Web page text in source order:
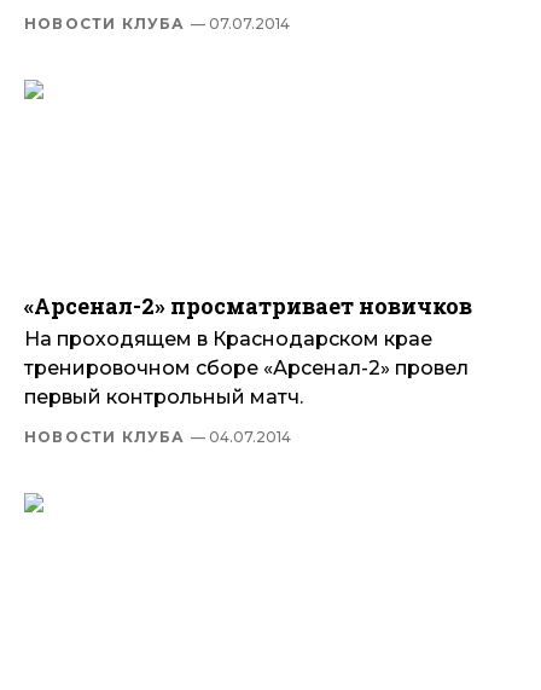
НОВОСТИ КЛУБА — 07.07.2014
«Арсенал-2» просматривает новичков
На проходящем в Краснодарском крае
тренировочном сборе «Арсенал-2» провел
первый контрольный матч.
НОВОСТИ КЛУБА — 04.07.2014